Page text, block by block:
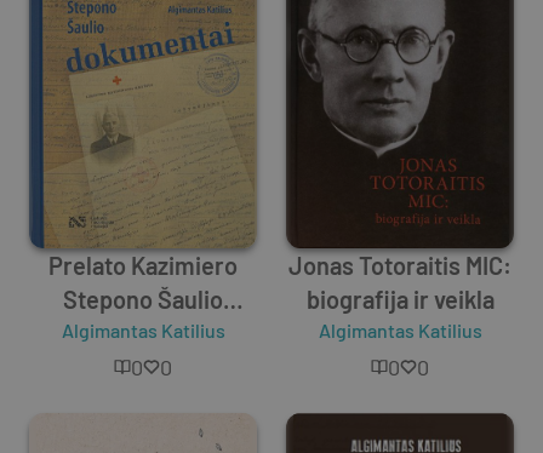
Prelato Kazimiero
Stepono Šaulio
dokumentai
Algimantas Katilius
0 0
Jonas Totoraitis MIC:
biografija ir veikla
Algimantas Katilius
0 0